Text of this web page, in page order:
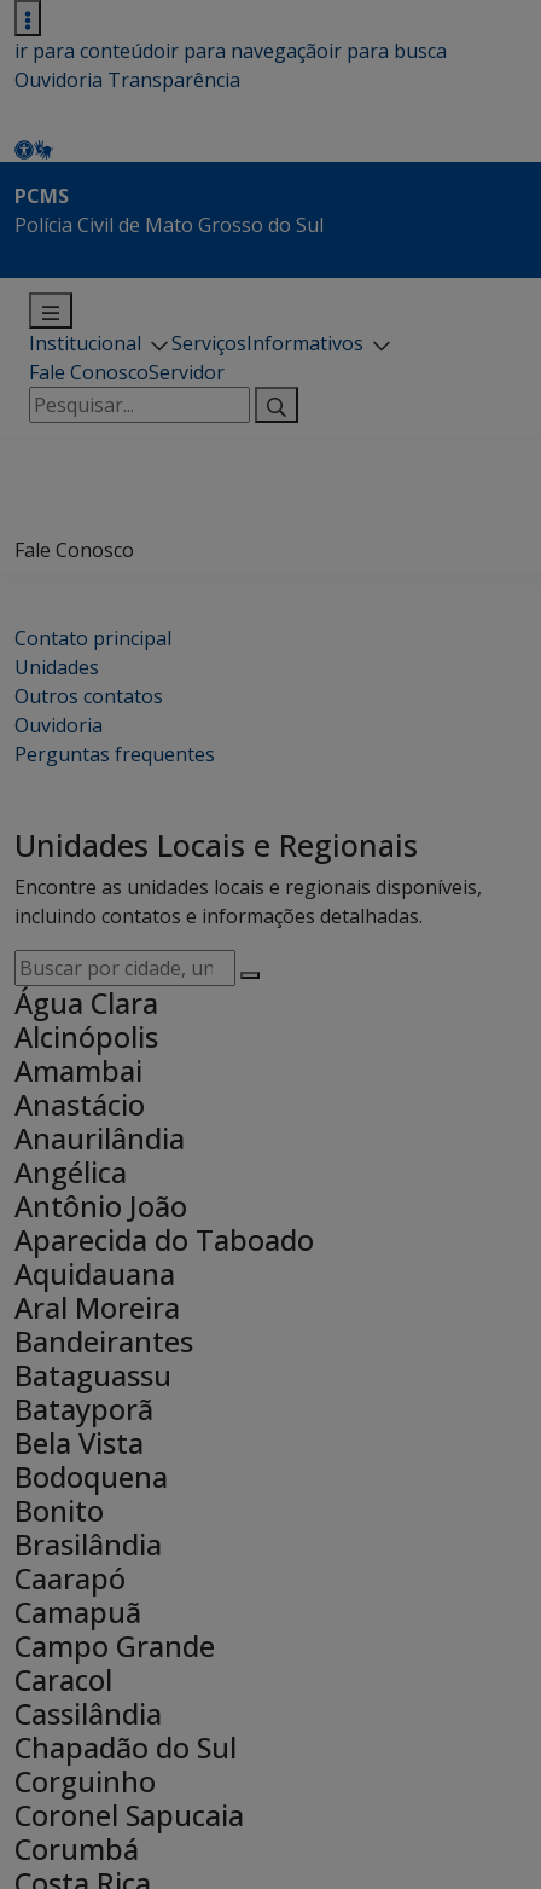
ir para conteúdoir para navegaçãoir para busca
Ouvidoria Transparência
PCMS
Polícia Civil de Mato Grosso do Sul
Institucional ServiçosInformativos
Fale ConoscoServidor
Pesquisar
por:
Fale Conosco
Contato principal
Unidades
Outros contatos
Ouvidoria
Perguntas frequentes
Unidades Locais e Regionais
Encontre as unidades locais e regionais disponíveis,
incluindo contatos e informações detalhadas.
Buscar
por
cidade,
unidade,
responsável,
endereço
Água Clara
Alcinópolis
Amambai
Anastácio
Anaurilândia
Angélica
Antônio João
Aparecida do Taboado
Aquidauana
Aral Moreira
Bandeirantes
Bataguassu
Batayporã
Bela Vista
Bodoquena
Bonito
Brasilândia
Caarapó
Camapuã
Campo Grande
Caracol
Cassilândia
Chapadão do Sul
Corguinho
Coronel Sapucaia
Corumbá